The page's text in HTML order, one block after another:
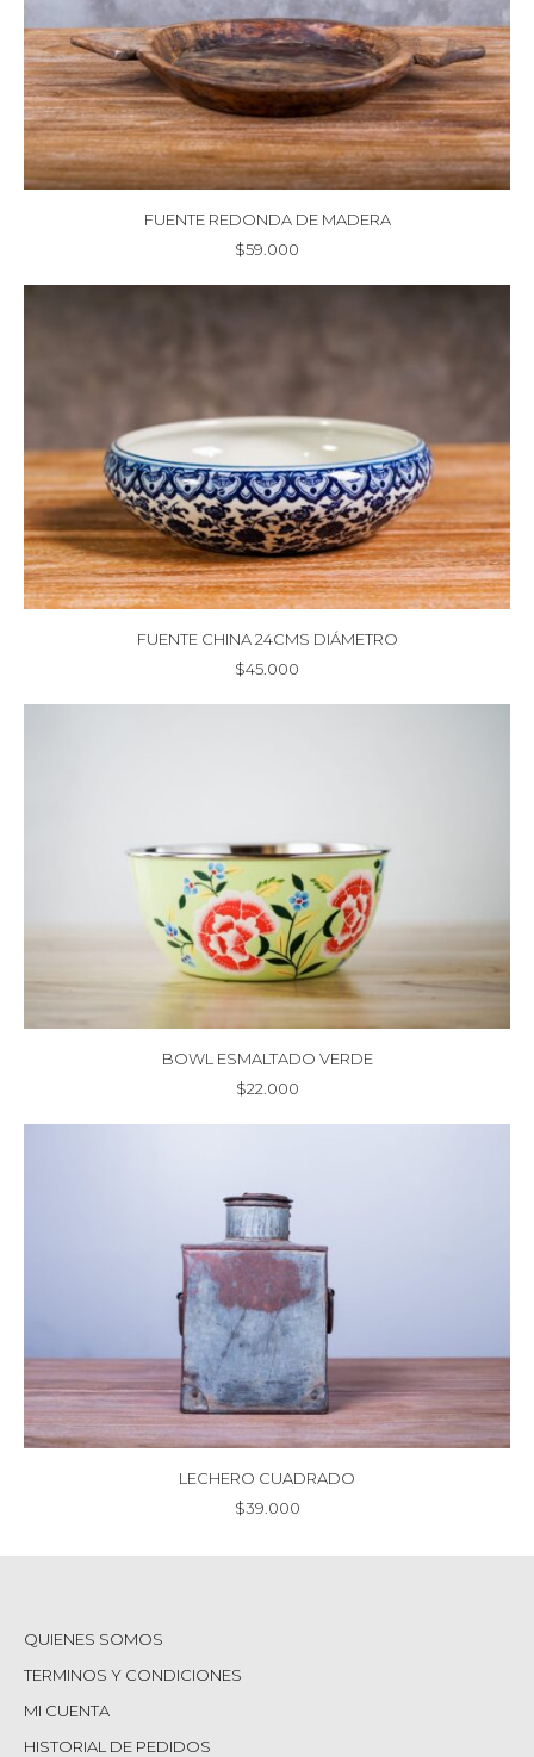
FUENTE REDONDA DE MADERA
$59.000
FUENTE CHINA 24CMS DIÁMETRO
$45.000
BOWL ESMALTADO VERDE
$22.000
LECHERO CUADRADO
$39.000
QUIENES SOMOS
TERMINOS Y CONDICIONES
MI CUENTA
HISTORIAL DE PEDIDOS